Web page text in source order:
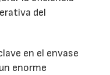
del
en el envase
enorme